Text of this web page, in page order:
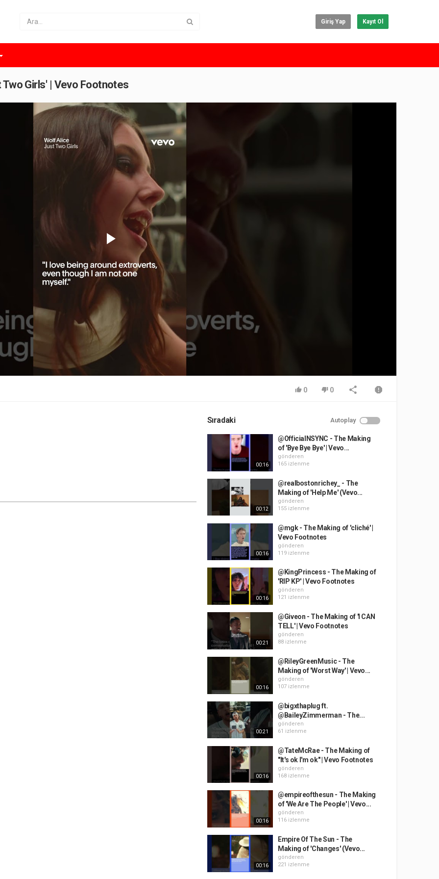
Giriş Yap Kayıt Ol
Girls' | Vevo Footnotes
Play
Video
0 0
Sıradaki Autoplay
00:16
@OfficialNSYNC - The Making
of 'Bye Bye Bye' | Vevo...
gönderen
165 izlenme
00:12
@realbostonrichey_ - The
Making of 'Help Me' (Vevo...
gönderen
155 izlenme
00:16
@mgk - The Making of 'cliché' |
Vevo Footnotes
gönderen
119 izlenme
00:16
@KingPrincess - The Making of
'RIP KP' | Vevo Footnotes
gönderen
121 izlenme
00:21
@Giveon - The Making of 'I CAN
TELL' | Vevo Footnotes
gönderen
88 izlenme
00:16
@RileyGreenMusic - The
Making of 'Worst Way' | Vevo...
gönderen
107 izlenme
00:21
@bigxthaplug ft.
@BaileyZimmerman - The...
gönderen
61 izlenme
00:16
@TateMcRae - The Making of
"It's ok I'm ok" | Vevo Footnotes
gönderen
168 izlenme
00:16
@empireofthesun - The Making
of 'We Are The People' | Vevo...
gönderen
116 izlenme
00:16
Empire Of The Sun - The
Making of 'Changes' (Vevo...
gönderen
221 izlenme